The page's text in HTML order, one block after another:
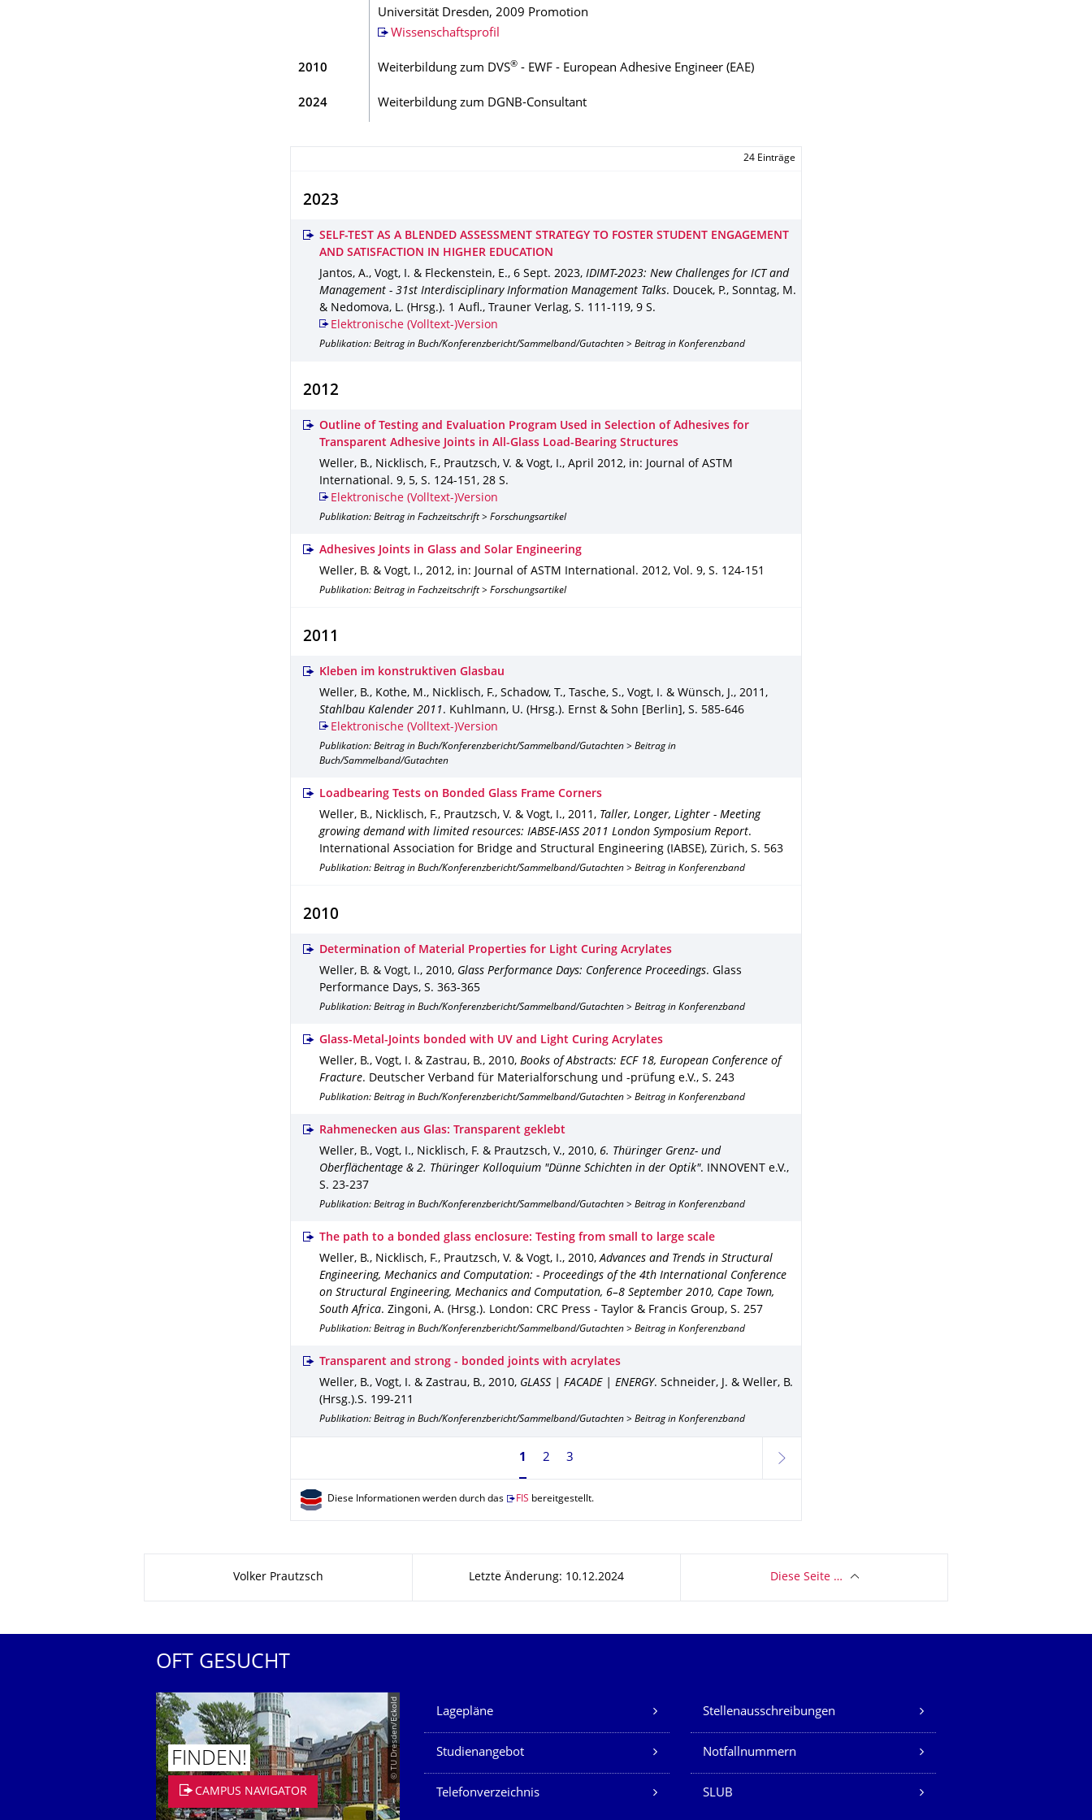
Universität Dresden, 2009 Promotion
Wissenschaftsprofil
2010 Weiterbildung zum DVS® - EWF - European Adhesive Engineer (EAE)
2024 Weiterbildung zum DGNB-Consultant
24 Einträge
2023
SELF-TEST AS A BLENDED ASSESSMENT STRATEGY TO FOSTER STUDENT ENGAGEMENT
AND SATISFACTION IN HIGHER EDUCATION
Jantos, A., Vogt, I. & Fleckenstein, E., 6 Sept. 2023, IDIMT-2023: New Challenges for ICT and
Management - 31st Interdisciplinary Information Management Talks. Doucek, P., Sonntag, M.
& Nedomova, L. (Hrsg.). 1 Aufl., Trauner Verlag, S. 111-119, 9 S.
Elektronische (Volltext-)Version
Publikation: Beitrag in Buch/Konferenzbericht/Sammelband/Gutachten > Beitrag in Konferenzband
2012
Outline of Testing and Evaluation Program Used in Selection of Adhesives for
Transparent Adhesive Joints in All-Glass Load-Bearing Structures
Weller, B., Nicklisch, F., Prautzsch, V. & Vogt, I., April 2012, in: Journal of ASTM
International . 9, 5, S. 124-151 , 28 S.
Elektronische (Volltext-)Version
Publikation: Beitrag in Fachzeitschrift > Forschungsartikel
Adhesives Joints in Glass and Solar Engineering
Weller, B. & Vogt, I., 2012, in: Journal of ASTM International . 2012, Vol. 9, S. 124-151
Publikation: Beitrag in Fachzeitschrift > Forschungsartikel
2011
Kleben im konstruktiven Glasbau
Weller, B., Kothe, M., Nicklisch, F., Schadow, T., Tasche, S., Vogt, I. & Wünsch, J., 2011 ,
Stahlbau Kalender 2011 . Kuhlmann, U. (Hrsg.). Ernst & Sohn [Berlin] , S. 585-646
Elektronische (Volltext-)Version
Publikation: Beitrag in Buch/Konferenzbericht/Sammelband/Gutachten > Beitrag in
Buch/Sammelband/Gutachten
Loadbearing Tests on Bonded Glass Frame Corners
Weller, B., Nicklisch, F., Prautzsch, V. & Vogt, I., 2011 , Taller, Longer, Lighter - Meeting
growing demand with limited resources: IABSE-IASS 2011 London Symposium Report.
International Association for Bridge and Structural Engineering (IABSE), Zürich, S. 563
Publikation: Beitrag in Buch/Konferenzbericht/Sammelband/Gutachten > Beitrag in Konferenzband
2010
Determination of Material Properties for Light­ Curing Acrylates
Weller, B. & Vogt, I., 2010, Glass Performance Days: Conference Proceedings. Glass
Performance Days, S. 363-365
Publikation: Beitrag in Buch/Konferenzbericht/Sammelband/Gutachten > Beitrag in Konferenzband
Glass-Metal-Joints bonded with UV and Light Curing Acrylates
Weller, B., Vogt, I. & Zastrau, B., 2010, Books of Abstracts: ECF 18, European Conference of
Fracture. Deutscher Verband für Materialforschung und -prüfung e.V., S. 243
Publikation: Beitrag in Buch/Konferenzbericht/Sammelband/Gutachten > Beitrag in Konferenzband
Rahmenecken aus Glas: Transparent geklebt
Weller, B., Vogt, I., Nicklisch, F. & Prautzsch, V., 2010, 6. Thüringer Grenz- und
Oberflächentage & 2. Thüringer Kolloquium "Dünne Schichten in der Optik". INNOVENT e.V.,
S. 23-237
Publikation: Beitrag in Buch/Konferenzbericht/Sammelband/Gutachten > Beitrag in Konferenzband
The path to a bonded glass enclosure: Testing from small to large scale
Weller, B., Nicklisch, F., Prautzsch, V. & Vogt, I., 2010,Advances and Trends in Structural
Engineering, Mechanics and Computation: - Proceedings of the 4th International Conference
on Structural Engineering, Mechanics and Computation, 6–8 September 2010, Cape Town,
South Africa. Zingoni, A. (Hrsg.). London: CRC Press - Taylor & Francis Group, S. 257
Publikation: Beitrag in Buch/Konferenzbericht/Sammelband/Gutachten > Beitrag in Konferenzband
Transparent and strong - bonded joints with acrylates
Weller, B., Vogt, I. & Zastrau, B., 2010, GLASS | FACADE | ENERGY. Schneider, J. & Weller, B.
(Hrsg.).S. 199-211
Publikation: Beitrag in Buch/Konferenzbericht/Sammelband/Gutachten > Beitrag in Konferenzband
Seite 1, aktuell ausgewählt
1 2 3
weiter
Diese Informationen werden durch das FIS bereitgestellt.
Volker Prautzsch Letzte Änderung: 10.12.2024 Diese Seite …
OFT GESUCHT
© TU Dresden/Eckold
FINDEN!
CAMPUS NAVIGATOR
Unsere Dienste
Lagepläne Stellenausschreibungen
Studienangebot Notfallnummern
Telefonverzeichnis SLUB